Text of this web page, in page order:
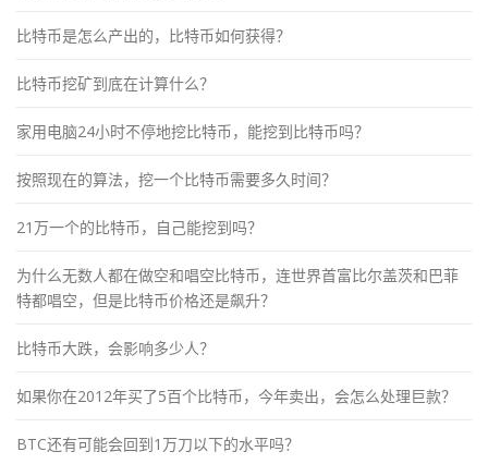
比特币是怎么产出的，比特币如何获得？
比特币挖矿到底在计算什么？
家用电脑24小时不停地挖比特币，能挖到比特币吗？
按照现在的算法，挖一个比特币需要多久时间？
21万一个的比特币，自己能挖到吗？
为什么无数人都在做空和唱空比特币，连世界首富比尔盖茨和巴菲
特都唱空，但是比特币价格还是飙升？
比特币大跌，会影响多少人？
如果你在2012年买了5百个比特币，今年卖出，会怎么处理巨款？
BTC还有可能会回到1万刀以下的水平吗？